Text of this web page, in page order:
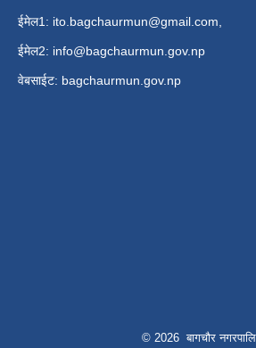
ईमेल1: ito.bagchaurmun@gmail.com
ईमेल2: info@bagchaurmun.gov.np
वे‍बसाईट: bagchaurmun.gov.np
© 2026 बागचौर